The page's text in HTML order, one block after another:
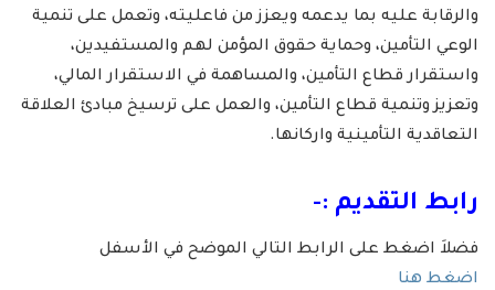
والرقابة عليه بما يدعمه ويعزز من فاعليته، وتعمل على تنمية
الوعي التأمين، وحماية حقوق المؤمن لهم والمستفيدين،
واستقرار قطاع التأمين، والمساهمة في الاستقرار المالي،
وتعزيز وتنمية قطاع التأمين، والعمل على ترسيخ مبادئ العلاقة
التعاقدية التأمينية واركانها.
رابط التقديم :-
فضلاَ اضغط على الرابط التالي الموضح في الأسفل
اضغط هنا